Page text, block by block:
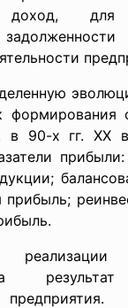
доход, для
в 90-х гг. XX
прибыль;